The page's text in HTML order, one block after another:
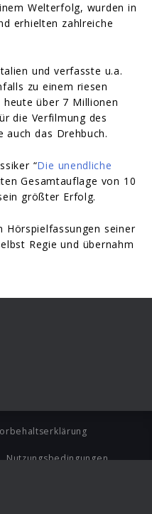
Welterfolg, wurden in
erhielten zahlreiche
und verfasste u.a.
zu einem riesen
über 7 Millionen
die Verfilmung des
auch das Drehbuch.
“Die unendliche
Gesamtauflage von 10
größter Erfolg.
Hörspielfassungen seiner
Regie und übernahm
Nutzungsbedingungen